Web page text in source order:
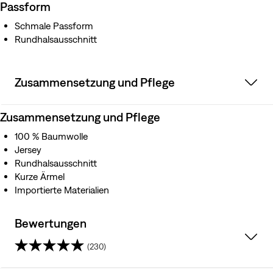
Passform
Schmale Passform
Rundhalsausschnitt
Zusammensetzung und Pflege
Zusammensetzung und Pflege
100 % Baumwolle
Jersey
Rundhalsausschnitt
Kurze Ärmel
Importierte Materialien
Bewertungen
(230)